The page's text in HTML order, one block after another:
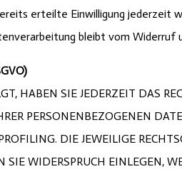
erteilte Einwilligung jederzeit
bleibt vom Widerruf
HABEN SIE JEDERZEIT DAS
PERSONENBEZOGENEN
DIE JEWEILIGE
WIDERSPRUCH EINLEGEN,